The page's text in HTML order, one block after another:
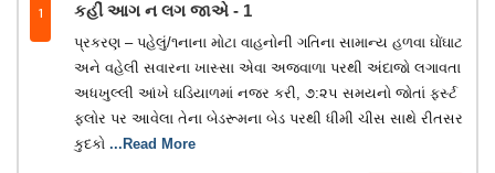
1 કહીં આગ ન લગ જાએ - 1
પ્રકરણ – પહેલું/૧નાના મોટા વાહનોની ગતિના સામાન્ય હળવા ઘોંઘાટ
અને વહેલી સવારના ખાસ્સા એવા અજવાળા પરથી અંદાજો લગાવતા
અધખુલ્લી આંખે ઘડિયાળમાં નજર કરી, ૭:૨૫ સમયનો જોતાં ફર્સ્ટ
ફ્લોર પર આવેલા તેના બેડરૂમના બેડ પરથી ધીમી ચીસ સાથે રીતસર
કુદકો ...Read More